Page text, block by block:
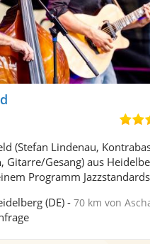
(Stefan Lindenau,
Gitarre/Gesang) aus
Programm
(DE) -70 km von